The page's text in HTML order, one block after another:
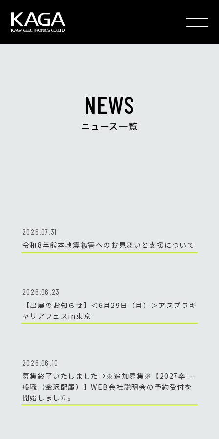
NEWS
ニュース一覧
2026.07.31
令和8年熊本地震被害へのお見舞いと支援について
2026.06.23
【出展のお知らせ】＜6月29日（月）＞アスプラキ
ャリアフェスin東京
2026.06.10
募集終了いたしました⇒※追加募集※【2027卒 一
般職（金沢配属）】WEB会社説明会の予約受付を
開始しました。